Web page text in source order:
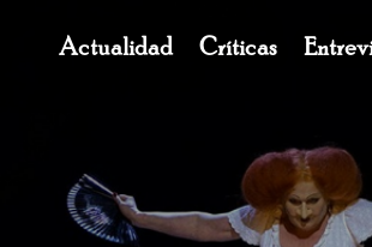
Navegación
Actualidad Críticas